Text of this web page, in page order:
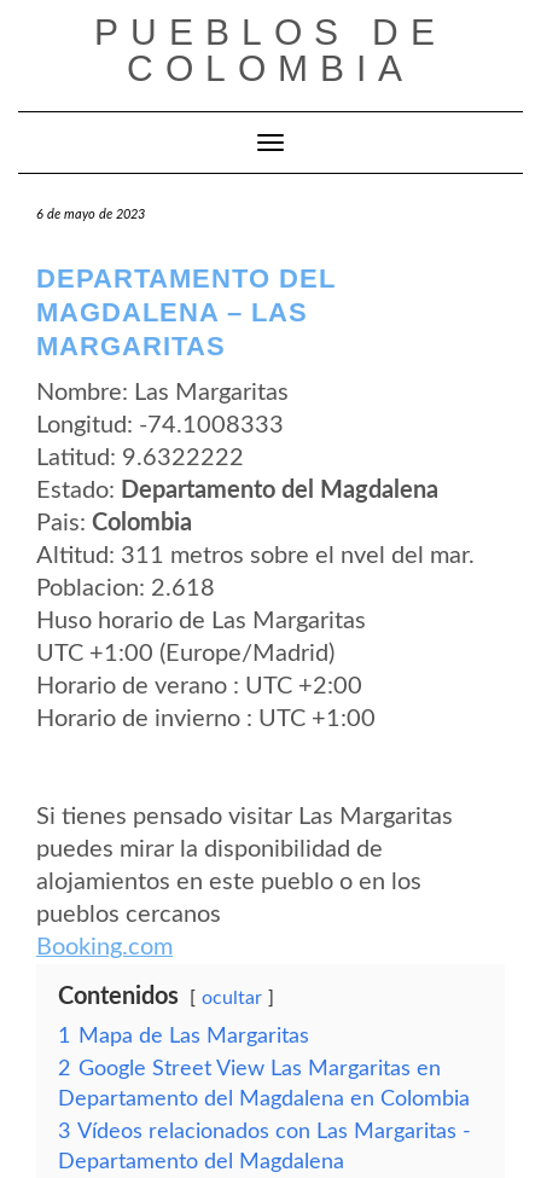
PUEBLOS DE
COLOMBIA
Cambiar modo de navegación
6 de mayo de 2023
DEPARTAMENTO DEL
MAGDALENA – LAS
MARGARITAS
Nombre: Las Margaritas
Longitud: -74.1008333
Latitud: 9.6322222
Estado: Departamento del Magdalena
Pais: Colombia
Altitud: 311 metros sobre el nvel del mar.
Poblacion: 2.618
Huso horario de Las Margaritas
UTC +1:00 (Europe/Madrid)
Horario de verano : UTC +2:00
Horario de invierno : UTC +1:00
Si tienes pensado visitar Las Margaritas
puedes mirar la disponibilidad de
alojamientos en este pueblo o en los
pueblos cercanos
Booking.com
Contenidos ocultar
1
Mapa de Las Margaritas
2 Google Street View Las Margaritas en
Departamento del Magdalena en Colombia
3 Vídeos relacionados con Las Margaritas -
Departamento del Magdalena